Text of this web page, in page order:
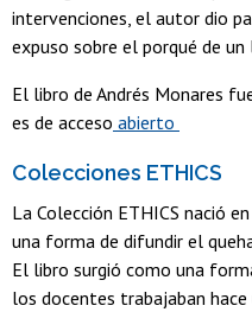
intervenciones, el autor dio
expuso sobre el porqué de
El libro de Andrés Monares
es de acceso abierto
Colecciones ETHICS
La Colección ETHICS nació
una forma de difundir el
El libro surgió como una
los docentes trabajaban